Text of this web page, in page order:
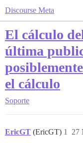
Discourse Meta
El cálculo
última
el cálculo
Soporte
EricGT (EricGT) 27
1